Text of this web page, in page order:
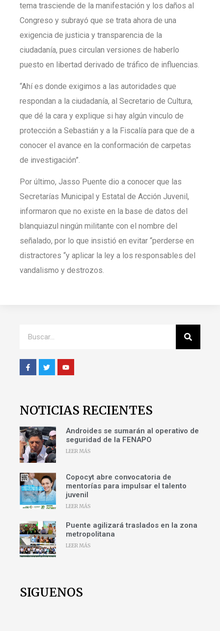
tema trasciende de la manifestación y los daños al
Congreso y subrayó que se trata ahora de una
exigencia de justicia y transparencia de la
ciudadanía, pues circulan versiones de haberlo
puesto en libertad derivado de tráfico de influencias.
“Ahí es donde exigimos a las autoridades que
respondan a la ciudadanía, al Secretario de Cultura,
que dé la cara y explique si hay algún vinculo de
protección a Sebastián y a la Fiscalía para que de a
conocer el avance en la conformación de carpetas
de investigación”.
Por último, Jasso Puente dio a conocer que las
Secretarías Municipal y Estatal de Acción Juvenil,
informaron que no existe en la base de datos del
blanquiazul ningún militante con el nombre del
señalado, por lo que insistió en evitar “perderse en
distractores “y aplicar la ley a los responsables del
vandalismo y destrozos.
NOTICIAS RECIENTES
Androides se sumarán al operativo de
seguridad de la FENAPO
LEER MÁS
Copocyt abre convocatoria de
mentorías para impulsar el talento
juvenil
LEER MÁS
Puente agilizará traslados en la zona
metropolitana
LEER MÁS
SIGUENOS